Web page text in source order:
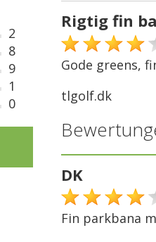
2
8
9
1
0
Rigtig fin
Gode greens,
tlgolf.dk
DK
Fin parkbana